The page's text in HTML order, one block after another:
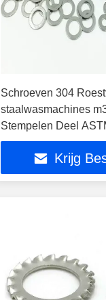
Schroeven 304
staalwasmachines
Stempelen Deel
Gaten
Krijg